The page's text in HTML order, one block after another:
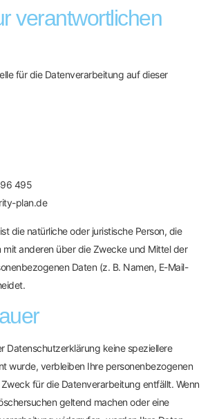
verantwortlichen
für die Datenverarbeitung auf dieser
495
plan.de
die natürliche oder juristische Person, die
mit anderen über die Zwecke und Mittel der
Daten (z. B. Namen, E-Mail-
Datenschutzerklärung keine speziellere
wurde, verbleiben Ihre personenbezogenen
für die Datenverarbeitung entfällt. Wenn
geltend machen oder eine